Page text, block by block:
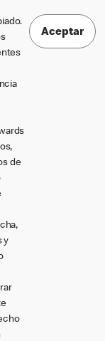
de
y
Aceptar